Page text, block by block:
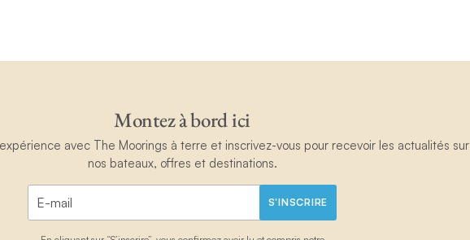
Montez à bord ici
avec The Moorings à terre et inscrivez-vous pour recevoir les actualités sur
nos bateaux, offres et destinations.
S'INSCRIRE